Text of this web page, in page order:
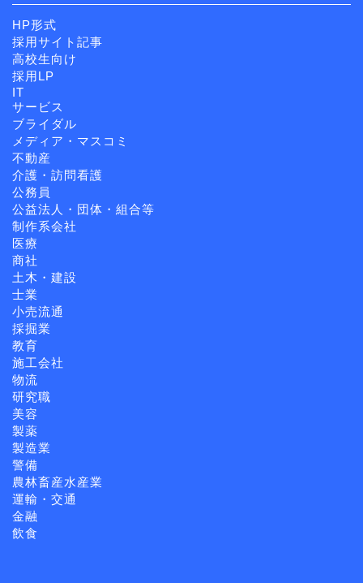
HP形式
採用サイト記事
高校生向け
採用LP
IT
サービス
ブライダル
メディア・マスコミ
不動産
介護・訪問看護
公務員
公益法人・団体・組合等
制作系会社
医療
商社
土木・建設
士業
小売流通
採掘業
教育
施工会社
物流
研究職
美容
製薬
製造業
警備
農林畜産水産業
運輸・交通
金融
飲食